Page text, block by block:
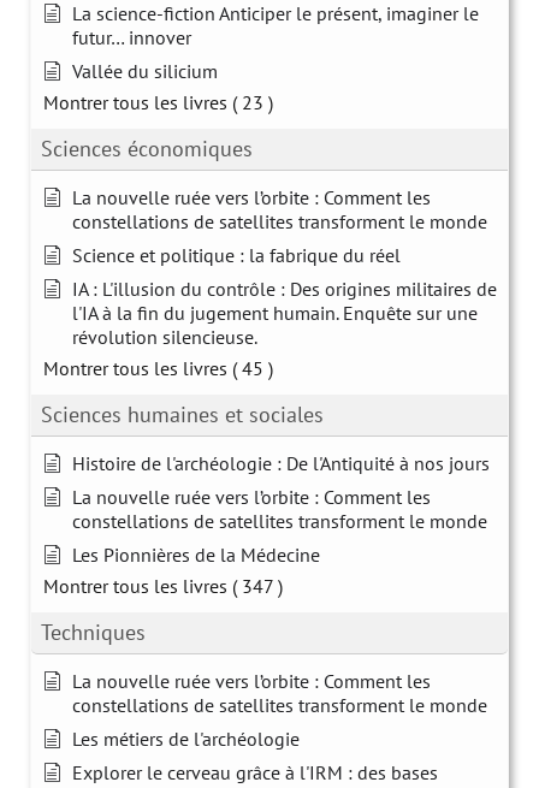
La science-fiction Anticiper le présent, imaginer le
futur… innover
Vallée du silicium
Montrer tous les livres ( 23 )
Sciences économiques
La nouvelle ruée vers l’orbite : Comment les
constellations de satellites transforment le monde
Science et politique : la fabrique du réel
IA : L'illusion du contrôle : Des origines militaires de
l'IA à la fin du jugement humain. Enquête sur une
révolution silencieuse.
Montrer tous les livres ( 45 )
Sciences humaines et sociales
Histoire de l'archéologie : De l'Antiquité à nos jours
La nouvelle ruée vers l’orbite : Comment les
constellations de satellites transforment le monde
Les Pionnières de la Médecine
Montrer tous les livres ( 347 )
Techniques
La nouvelle ruée vers l’orbite : Comment les
constellations de satellites transforment le monde
Les métiers de l'archéologie
Explorer le cerveau grâce à l'IRM : des bases